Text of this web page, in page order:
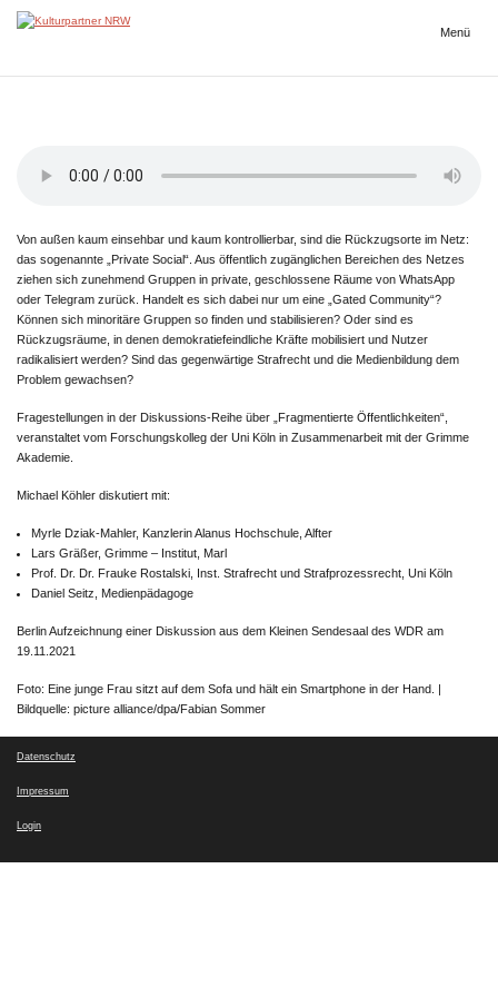
Inhalt
NRW
Menü
Von außen kaum einsehbar und kaum kontrollierbar, sind die Rückzugsorte im Netz:
das sogenannte „Private Social“. Aus öffentlich zugänglichen Bereichen des Netzes
ziehen sich zunehmend Gruppen in private, geschlossene Räume von WhatsApp
oder Telegram zurück. Handelt es sich dabei nur um eine „Gated Community“?
Können sich minoritäre Gruppen so finden und stabilisieren? Oder sind es
Rückzugsräume, in denen demokratiefeindliche Kräfte mobilisiert und Nutzer
radikalisiert werden? Sind das gegenwärtige Strafrecht und die Medienbildung dem
Problem gewachsen?
Fragestellungen in der Diskussions-Reihe über „Fragmentierte Öffentlichkeiten“,
veranstaltet vom Forschungskolleg der Uni Köln in Zusammenarbeit mit der Grimme
Akademie.
Michael Köhler diskutiert mit:
Myrle Dziak-Mahler, Kanzlerin Alanus Hochschule, Alfter
Lars Gräßer, Grimme – Institut, Marl
Prof. Dr. Dr. Frauke Rostalski, Inst. Strafrecht und Strafprozessrecht, Uni Köln
Daniel Seitz, Medienpädagoge
Berlin Aufzeichnung einer Diskussion aus dem Kleinen Sendesaal des WDR am
19.11.2021
Foto: Eine junge Frau sitzt auf dem Sofa und hält ein Smartphone in der Hand. |
Bildquelle: picture alliance/dpa/Fabian Sommer
Datenschutz
Impressum
Login